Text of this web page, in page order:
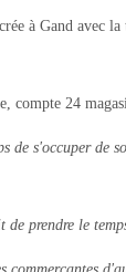
à Gand avec
compte 24
de s'occuper de
prendre le